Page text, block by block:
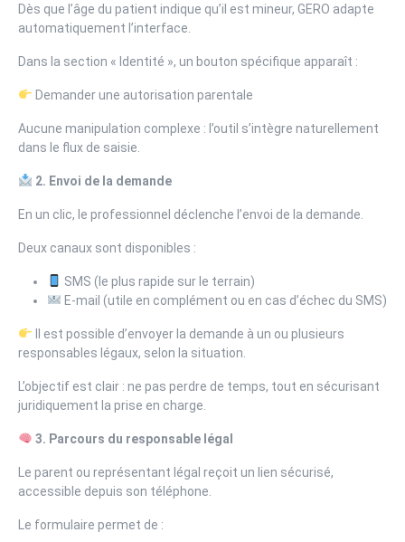
Dès que l’âge du patient indique qu’il est mineur, GERO adapte
automatiquement l’interface.
Dans la section « Identité », un bouton spécifique apparaît :
Demander une autorisation parentale
Aucune manipulation complexe : l’outil s’intègre naturellement
dans le flux de saisie.
2. Envoi de la demande
En un clic, le professionnel déclenche l’envoi de la demande.
Deux canaux sont disponibles :
SMS (le plus rapide sur le terrain)
E-mail (utile en complément ou en cas d’échec du SMS)
Il est possible d’envoyer la demande à un ou plusieurs
responsables légaux, selon la situation.
L’objectif est clair : ne pas perdre de temps, tout en sécurisant
juridiquement la prise en charge.
3. Parcours du responsable légal
Le parent ou représentant légal reçoit un lien sécurisé,
accessible depuis son téléphone.
Le formulaire permet de :